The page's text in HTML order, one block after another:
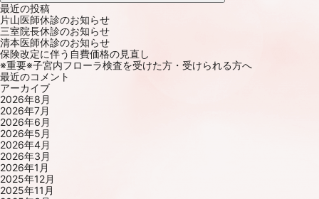
最近の投稿
片山医師休診のお知らせ
三室院長休診のお知らせ
清本医師休診のお知らせ
保険改定に伴う自費価格の見直し
※重要※子宮内フローラ検査を受けた方・受けられる方へ
最近のコメント
アーカイブ
2026年8月
2026年7月
2026年6月
2026年5月
2026年4月
2026年3月
2026年1月
2025年12月
2025年11月